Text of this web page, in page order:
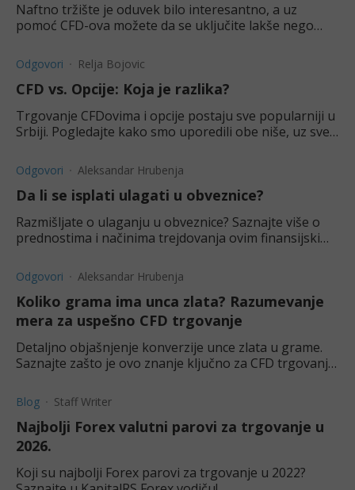
Naftno tržište je oduvek bilo interesantno, a uz
pomoć CFD-ova možete da se uključite lakše nego
naftom.
Odgovori Relja Bojovic
CFD vs. Opcije: Koja je razlika?
Trgovanje CFDovima i opcije postaju sve popularniji u
Srbiji. Pogledajte kako smo uporedili obe niše, uz sve
Odgovori Aleksandar Hrubenja
Da li se isplati ulagati u obveznice?
Razmišljate o ulaganju u obveznice? Saznajte više o
prednostima i načinima trejdovanja ovim finansijskim
Odgovori Aleksandar Hrubenja
Koliko grama ima unca zlata? Razumevanje
mera za uspešno CFD trgovanje
Detaljno objašnjenje konverzije unce zlata u grame.
Saznajte zašto je ovo znanje ključno za CFD trgovanje
Blog Staff Writer
Najbolji Forex valutni parovi za trgovanje u
2026.
Koji su najbolji Forex parovi za trgovanje u 2022?